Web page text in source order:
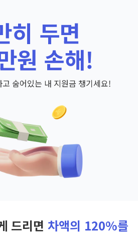
히 두면
원 손해!
숨어있는 내 지원금 챙기세요!
드리면 차액의 120%를